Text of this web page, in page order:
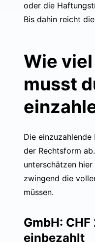
oder die
Bis dahin reicht
Wie
musst
Die
der Rechtsform
unterschätzen
zwingend die
müssen.
GmbH:
einbezahlt